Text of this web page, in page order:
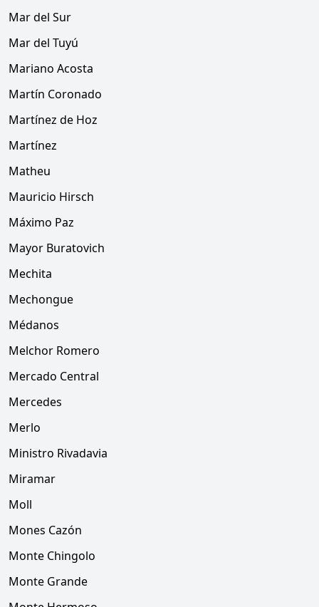
Mar del Sur
Mar del Tuyú
Mariano Acosta
Martín Coronado
Martínez de Hoz
Martínez
Matheu
Mauricio Hirsch
Máximo Paz
Mayor Buratovich
Mechita
Mechongue
Médanos
Melchor Romero
Mercado Central
Mercedes
Merlo
Ministro Rivadavia
Miramar
Moll
Mones Cazón
Monte Chingolo
Monte Grande